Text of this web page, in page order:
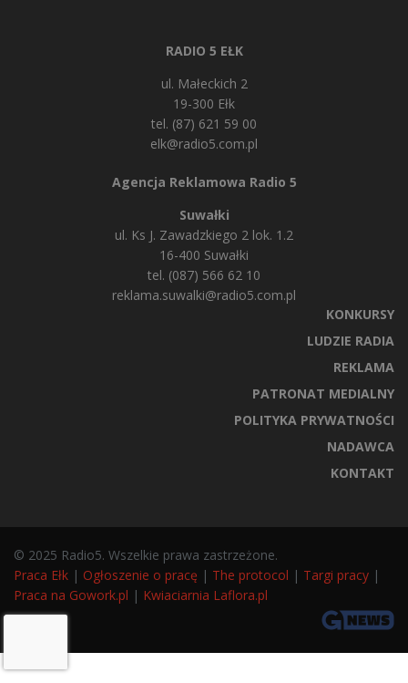
RADIO 5 EŁK
ul. Małeckich 2
19-300 Ełk
tel. (87) 621 59 00
elk@radio5.com.pl
Agencja Reklamowa Radio 5
Suwałki
ul. Ks J. Zawadzkiego 2 lok. 1.2
16-400 Suwałki
tel. (087) 566 62 10
reklama.suwalki@radio5.com.pl
KONKURSY
LUDZIE RADIA
REKLAMA
PATRONAT MEDIALNY
POLITYKA PRYWATNOŚCI
NADAWCA
KONTAKT
© 2025 Radio5. Wszelkie prawa zastrzeżone.
Praca Ełk | Ogłoszenie o pracę | The protocol | Targi pracy |
Praca na Gowork.pl | Kwiaciarnia Laflora.pl